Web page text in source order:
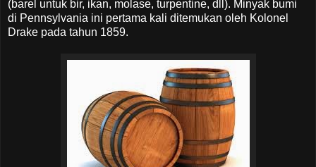
(barel untuk bir, ikan, molase, turpentine, dll). Minyak bumi
di Pennsylvania ini pertama kali ditemukan oleh Kolonel
Drake pada tahun 1859.